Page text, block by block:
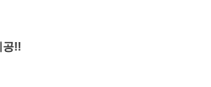
공!!